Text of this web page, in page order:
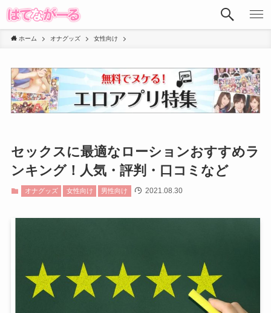
ホーム オナグッズ 女性向け
セックスに最適なローションおすすめラ
ンキング！人気・評判・口コミなど
オナグッズ 女性向け 男性向け 2021.08.30